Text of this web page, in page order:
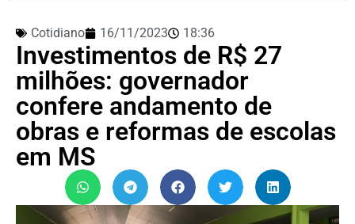
Cotidiano 16/11/2023 18:36
Investimentos de R$ 27
milhões: governador
confere andamento de
obras e reformas de escolas
em MS